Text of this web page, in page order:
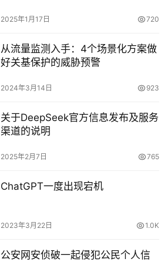
2025年1月17日 720
从流量监测入手：4个场景化方案做
好关基保护的威胁预警
2024年3月14日 923
关于DeepSeek官方信息发布及服务
渠道的说明
2025年2月7日 765
ChatGPT一度出现宕机
2023年3月22日 1.0K
公安网安侦破一起侵犯公民个人信